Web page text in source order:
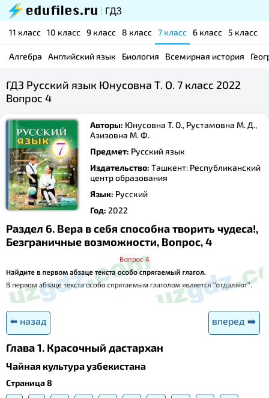
11 класс 10 класс 9 класс 8 класс 7 класс 6 класс 5 класс
Алгебра Английский язык Биология Всемирная история
ГДЗ Русский язык Юнусовна Т. О. 7 класс 2022
Вопрос 4
Авторы: Юнусовна Т. О., Рустамовна М. Д.,
Азизовна М. Ф.
Предмет: Русский язык
Издательство: Ташкент: Республиканский
центр образования
Язык: Русский
Год: 2022
Раздел 6. Вера в себя способна творить чудеса!,
Безграничные возможности, Вопрос, 4
⬅️ назад вперед ➡️
Глава 1. Красочный дастархан
Чайная культура узбекистана
Страница 8